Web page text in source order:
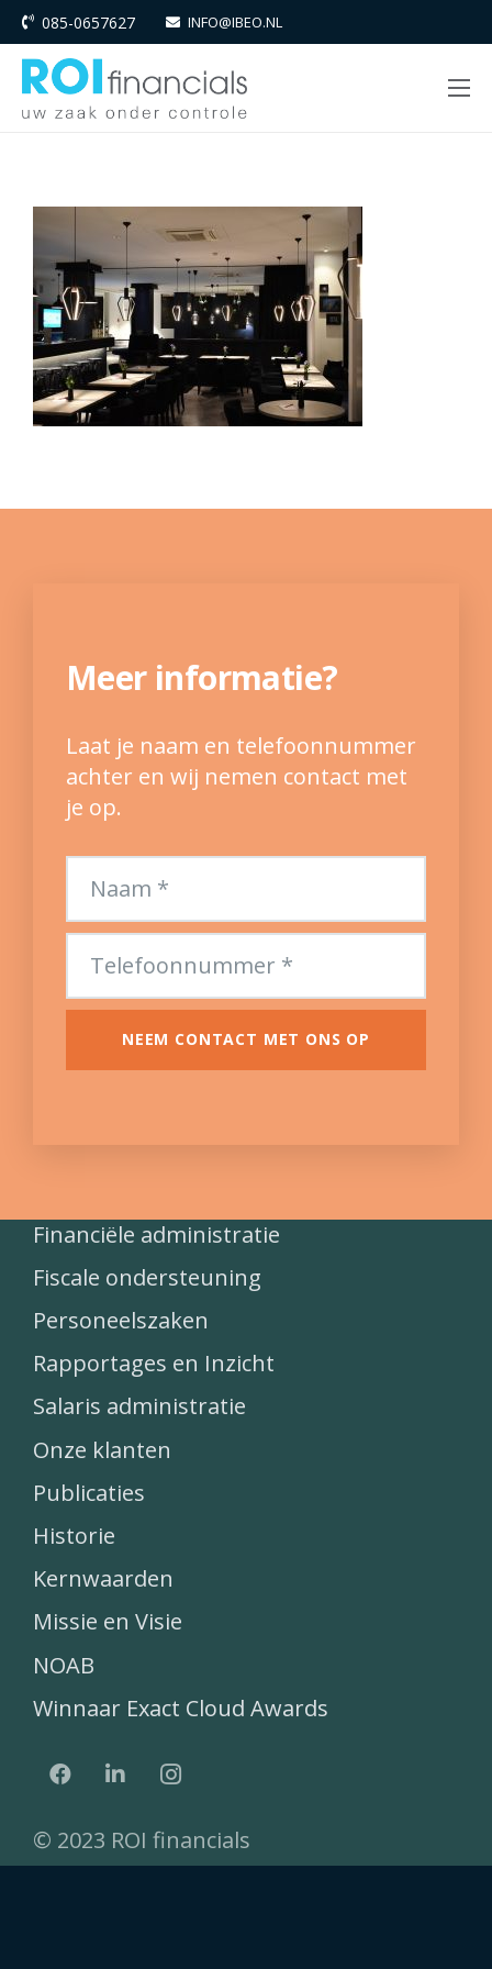
085-0657627 INFO@IBEO.NL
Meer informatie?
Laat je naam en telefoonnummer
achter en wij nemen contact met
je op.
NEEM CONTACT MET ONS OP
Financiële administratie
Fiscale ondersteuning
Personeelszaken
Rapportages en Inzicht
Salaris administratie
Onze klanten
Publicaties
Historie
Kernwaarden
Missie en Visie
NOAB
Winnaar Exact Cloud Awards
© 2023 ROI financials